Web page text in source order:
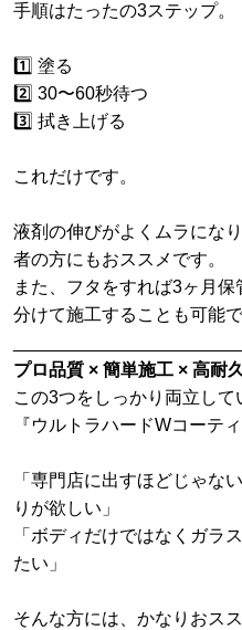
手順はたったの3ステップ。
1️⃣ 塗る
2️⃣ 30〜60秒待つ
3️⃣ 拭き上げる
これだけです。
液剤の伸びがよくムラにな
者の方にもおススメです。
また、フタをすれば3ヶ月
分けて施工することも可能で
プロ品質 × 簡単施工 × 高耐久
この3つをしっかり両立して
『ウルトラハードWコーテ
「専門店に出すほどじゃな
りが欲しい」
「ボディだけではなくガラ
たい」
そんな方には、かなりおス